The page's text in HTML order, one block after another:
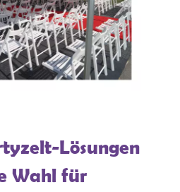
Lösungen
Wahl für